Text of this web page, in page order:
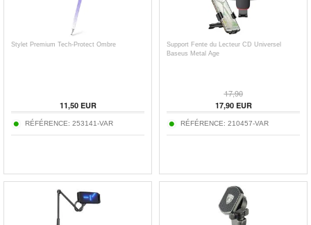
Stylet Premium Tech-Protect Ombre
11,50EUR
RÉFÉRENCE: 253141-VAR
Support Fente du Lecteur CD Universel
Baseus Metal Age
17,90
17,90EUR
RÉFÉRENCE: 210457-VAR